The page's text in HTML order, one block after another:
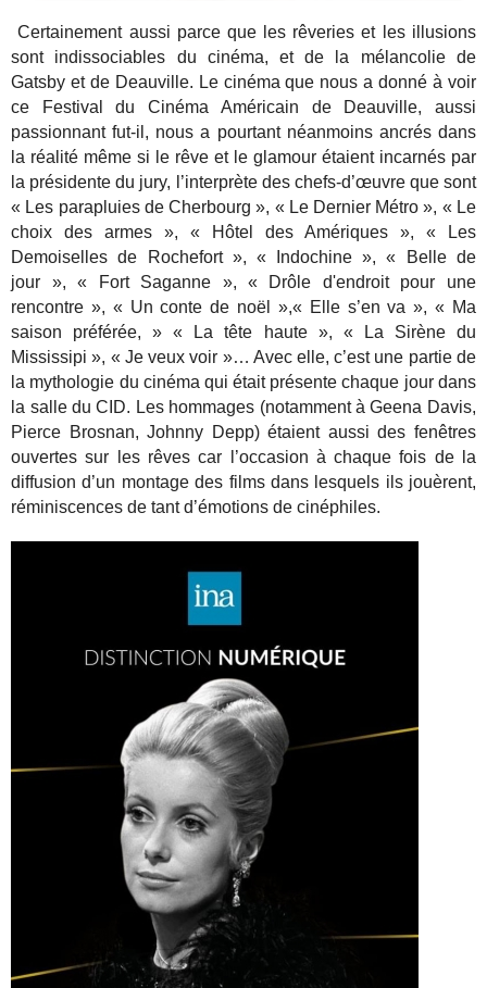
Certainement aussi parce que les rêveries et les illusions
sont indissociables du cinéma, et de la mélancolie de
Gatsby et de Deauville. Le cinéma que nous a donné à voir
ce Festival du Cinéma Américain de Deauville, aussi
passionnant fut-il, nous a pourtant néanmoins ancrés dans
la réalité même si le rêve et le glamour étaient incarnés par
la présidente du jury, l’interprète des chefs-d’œuvre que sont
« Les parapluies de Cherbourg », « Le Dernier Métro », « Le
choix des armes », « Hôtel des Amériques », « Les
Demoiselles de Rochefort », « Indochine », « Belle de
jour », « Fort Saganne », « Drôle d'endroit pour une
rencontre », « Un conte de noël »,« Elle s’en va », « Ma
saison préférée, » « La tête haute », « La Sirène du
Mississipi », « Je veux voir »… Avec elle, c’est une partie de
la mythologie du cinéma qui était présente chaque jour dans
la salle du CID. Les hommages (notamment à Geena Davis,
Pierce Brosnan, Johnny Depp) étaient aussi des fenêtres
ouvertes sur les rêves car l’occasion à chaque fois de la
diffusion d’un montage des films dans lesquels ils jouèrent,
réminiscences de tant d’émotions de cinéphiles.